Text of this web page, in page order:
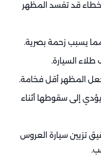
قد تفسد المظهر
مما يسبب زحمة بصرية.
طلاء السيارة.
المظهر أقل فخامة.
إلى سقوطها أثناء
تزيين سيارة العروس